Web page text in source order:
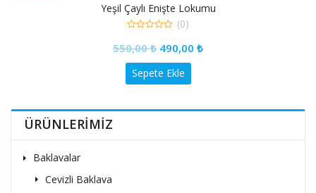
Yeşil Çaylı Enişte Lokumu
out
of
5
(0)
550,00₺ 490,00 ₺
Sepete Ekle
ÜRÜNLERİMİZ
Baklavalar
Cevizli Baklava